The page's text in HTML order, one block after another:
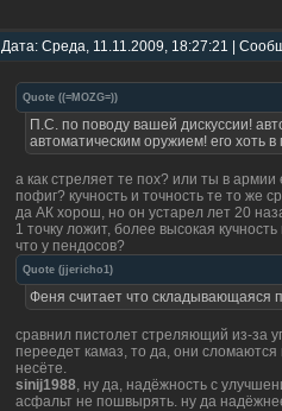
Дата: Среда, 11.11.2009, 18:27:21 |
Quote ((=MOZG=))
П.С. по поводу вашей дискуссии!
автоматическим оружием! его хоть в
а как стреляет те пох? или ты в
пофиг? кучность и точность те то же
да АК хорош, но он устарел лет 20
1 точку ложит, более высокая
что у пендосов?
Quote (jjericho1)
Феня считает что складывающаяся
сравнил пистолет стреляющий из-за
переедет камаз, то да, они
несёте.
sinij1988, ну да, надёжность с
асфальт не пошвырять. ну да